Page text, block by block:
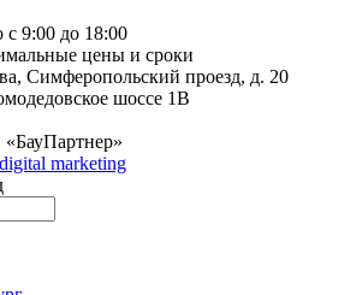
9:00 до 18:00
цены и сроки
Симферопольский проезд, д. 20
шоссе 1В
marketing